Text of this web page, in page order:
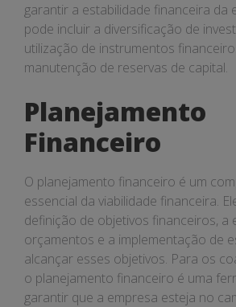
garantir a estabilidade financeira da
pode incluir a diversificação de
utilização de instrumentos
manutenção de reservas de capital.
Planejamento
Financeiro
O planejamento financeiro é um
essencial da viabilidade financeira.
definição de objetivos financeiros, a
orçamentos e a implementação de
alcançar esses objetivos. Para os
o planejamento financeiro é uma
garantir que a empresa esteja no